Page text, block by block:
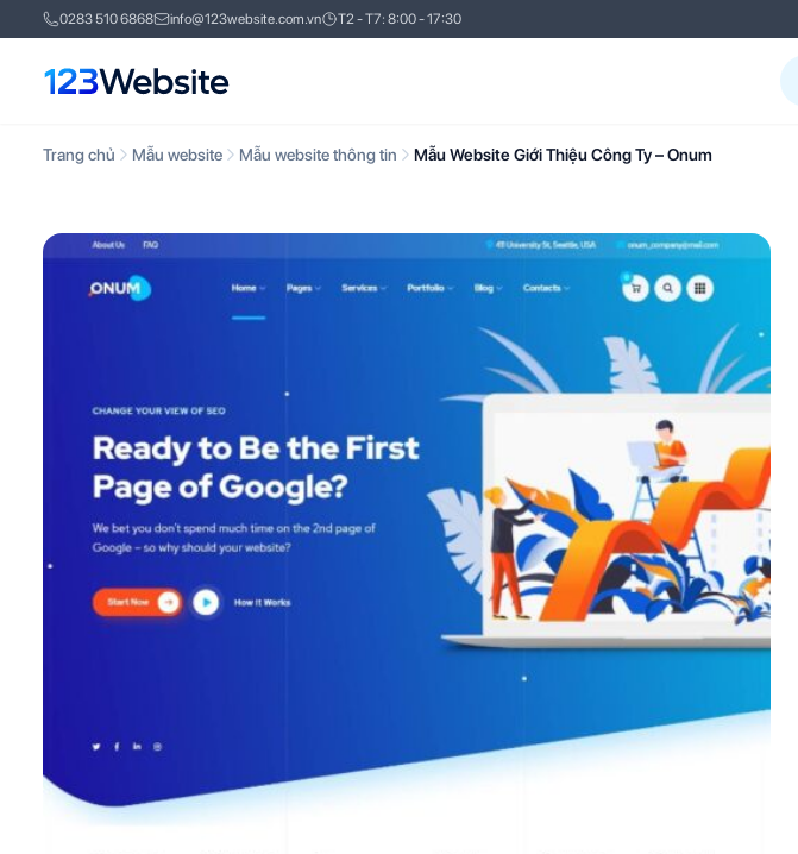
0283 510 6868 info@123website.com.vn T2 - T7: 8:00 - 17:30
Trang chủ Mẫu website Mẫu website thông tin Mẫu Website Giới Thiệu Công Ty – Onum